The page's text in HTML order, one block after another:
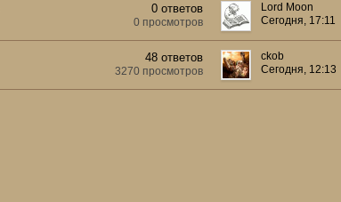
0 ответов
0 просмотров
Lord Moon
Сегодня, 17:11
48 ответов
3270 просмотров
ckob
Сегодня, 12:13